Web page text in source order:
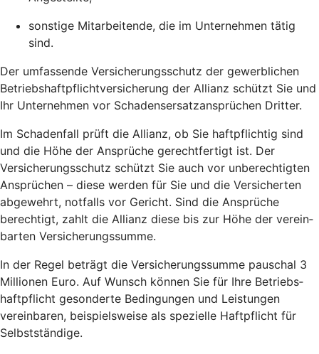
sonstige Mitarbeitende, die im Unternehmen tätig
sind.
Der umfassende Versicherungs­schutz der gewerblichen
Betriebshaft­pflicht­versicherung der Allianz schützt Sie und
Ihr Unternehmen vor Schadens­ersatz­ansprüchen Dritter.
Im Schaden­fall prüft die Allianz, ob Sie haft­pflichtig sind
und die Höhe der An­sprüche gerecht­fertigt ist. Der
Versicherungs­schutz schützt Sie auch vor un­berechtigten
Ansprüchen – diese werden für Sie und die Versicherten
abgewehrt, notfalls vor Gericht. Sind die Ansprüche
berechtigt, zahlt die Allianz diese bis zur Höhe der verein­
barten Versicherungs­summe.
In der Regel beträgt die Versicherungs­summe pauschal 3
Millionen Euro. Auf Wunsch können Sie für Ihre Betriebs­
haftpflicht gesonderte Bedingungen und Leistungen
vereinbaren, beispielsweise als spezielle Haft­pflicht für
Selbst­ständige.